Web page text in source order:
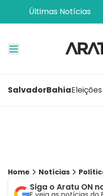
Últimas Notícias
SalvadorBahia
Home Notícias
Siga o Aratu ON